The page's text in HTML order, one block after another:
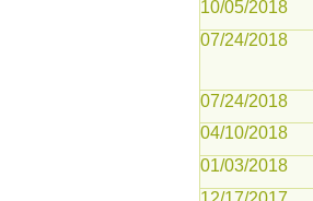
10/05/2018
07/24/2018
07/24/2018
04/10/2018
01/03/2018